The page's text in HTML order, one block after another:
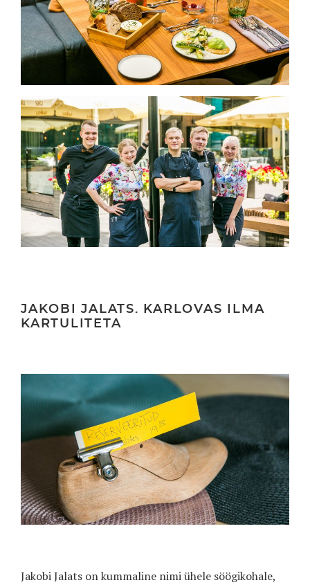
JAKOBI JALATS. KARLOVAS ILMA
KARTULITETA
Jakobi Jalats on kummaline nimi ühele söögikohale,